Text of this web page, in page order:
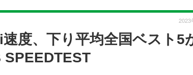
速度、下り平均全国ベスト5
2023